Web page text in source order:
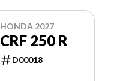
HONDA 2027
CRF 250 R
D00018